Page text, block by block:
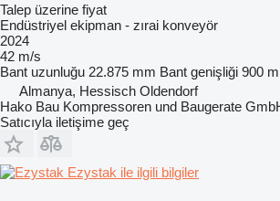
Talep üzerine fiyat
Endüstriyel ekipman - zırai konveyör
2024
42 m/s
Bant uzunluğu 22.875 mm Bant genişliği 900
Almanya, Hessisch Oldendorf
Hako Bau Kompressoren und Baugerate
Satıcıyla iletişime geç
Ezystak ile ilgili bilgiler